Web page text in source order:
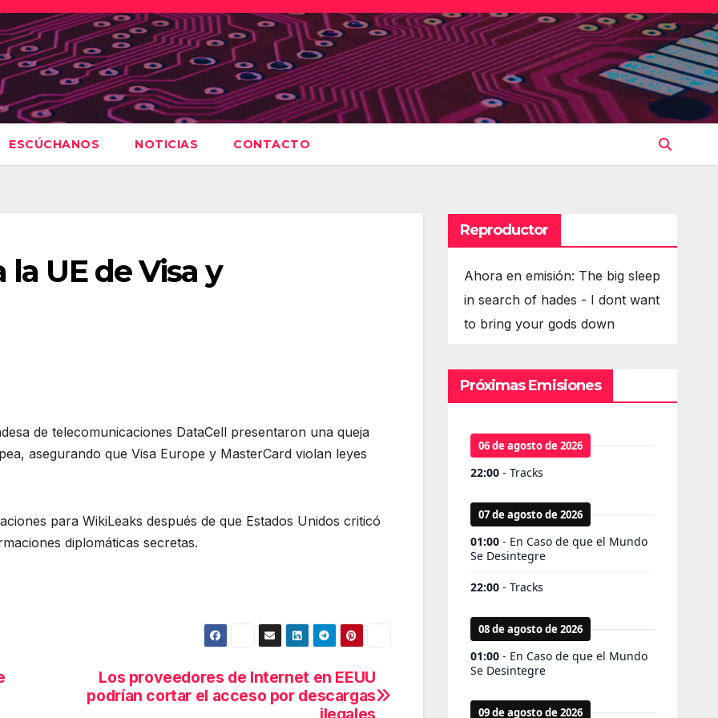
ESCÚCHANOS NOTICIAS CONTACTO
UE de Visa y
de telecomunicaciones DataCell presentaron una queja
asegurando que Visa Europe y MasterCard violan leyes
para WikiLeaks después de que Estados Unidos criticó
diplomáticas secretas.
Los proveedores de Internet en EEUU
podrían cortar el acceso por descargas
Reproductor
Ahora en emisión: The big sleep
in search of hades - I dont want
to bring your gods down
Próximas Emisiones